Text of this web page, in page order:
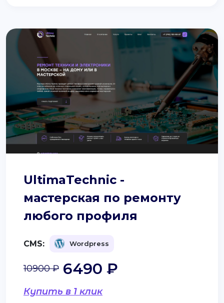
UltimaTechnic -
мастерская по ремонту
любого профиля
CMS: Wordpress
Купить в 1 клик
10900 ₽ 6490 ₽